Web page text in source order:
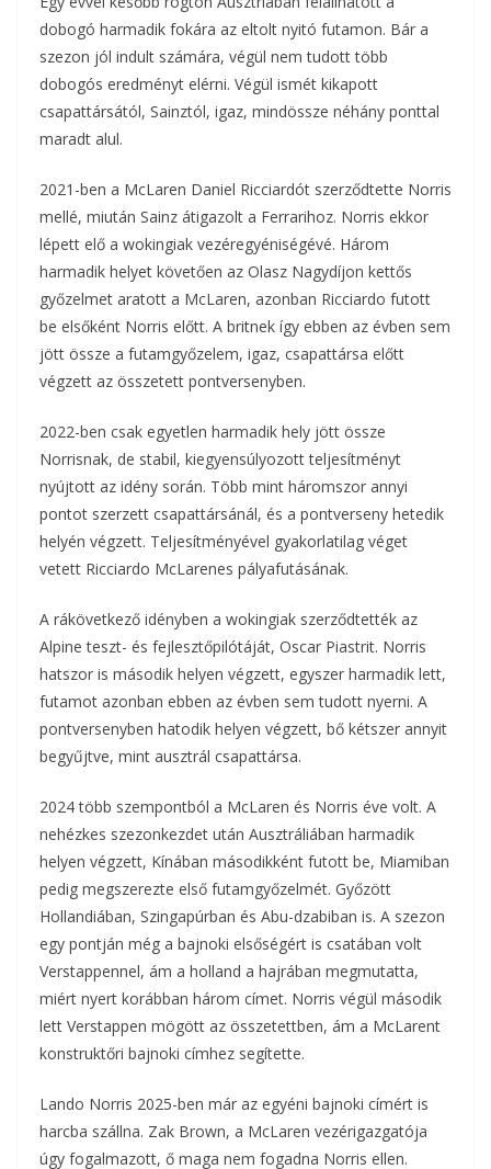
dobogó harmadik fokára az eltolt nyitó futamon. Bár a
szezon jól indult számára, végül nem tudott több
dobogós eredményt elérni. Végül ismét kikapott
csapattársától, Sainztól, igaz, mindössze néhány ponttal
maradt alul.
2021-ben a McLaren Daniel Ricciardót szerződtette Norris
mellé, miután Sainz átigazolt a Ferrarihoz. Norris ekkor
lépett elő a wokingiak vezéregyéniségévé. Három
harmadik helyet követően az Olasz Nagydíjon kettős
győzelmet aratott a McLaren, azonban Ricciardo futott
be elsőként Norris előtt. A britnek így ebben az évben sem
jött össze a futamgyőzelem, igaz, csapattársa előtt
végzett az összetett pontversenyben.
2022-ben csak egyetlen harmadik hely jött össze
Norrisnak, de stabil, kiegyensúlyozott teljesítményt
nyújtott az idény során. Több mint háromszor annyi
pontot szerzett csapattársánál, és a pontverseny hetedik
helyén végzett. Teljesítményével gyakorlatilag véget
vetett Ricciardo McLarenes pályafutásának.
A rákövetkező idényben a wokingiak szerződtették az
Alpine teszt- és fejlesztőpilótáját, Oscar Piastrit. Norris
hatszor is második helyen végzett, egyszer harmadik lett,
futamot azonban ebben az évben sem tudott nyerni. A
pontversenyben hatodik helyen végzett, bő kétszer annyit
begyűjtve, mint ausztrál csapattársa.
2024 több szempontból a McLaren és Norris éve volt. A
nehézkes szezonkezdet után Ausztráliában harmadik
helyen végzett, Kínában másodikként futott be, Miamiban
pedig megszerezte első futamgyőzelmét. Győzött
Hollandiában, Szingapúrban és Abu-dzabiban is. A szezon
egy pontján még a bajnoki elsőségért is csatában volt
Verstappennel, ám a holland a hajrában megmutatta,
miért nyert korábban három címet. Norris végül második
lett Verstappen mögött az összetettben, ám a McLarent
konstruktőri bajnoki címhez segítette.
Lando Norris 2025-ben már az egyéni bajnoki címért is
harcba szállna. Zak Brown, a McLaren vezérigazgatója
úgy fogalmazott, ő maga nem fogadna Norris ellen.